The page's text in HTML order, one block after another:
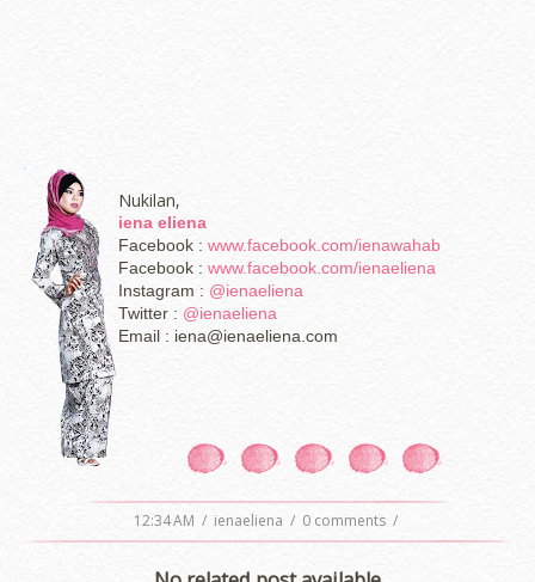
Nukilan,
iena eliena
Facebook : www.facebook.com/ienawahab
Facebook : www.facebook.com/ienaeliena
Instagram : @ienaeliena
Twitter : @ienaeliena
Email : iena@ienaeliena.com
12:34 AM / ienaeliena / 0 comments /